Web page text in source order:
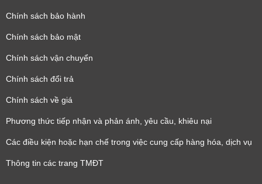
Chính sách bảo hành
Chính sách bảo mật
Chính sách vận chuyển
Chính sách đổi trả
Chính sách về giá
Phương thức tiếp nhận và phản ánh, yêu cầu, khiêu nại
Các điều kiện hoặc hạn chế trong việc cung cấp hàng hóa, dịch vụ
Thông tin các trang TMĐT